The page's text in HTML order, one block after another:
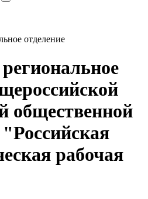
отделение
общественной
рабочая